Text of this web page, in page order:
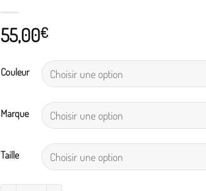
55,00€
Couleur
Marque
Taille